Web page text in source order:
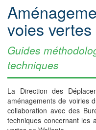
voies vertes
Guides
techniques
La Direction des
aménagements de voiries
collaboration avec des
techniques concernant les